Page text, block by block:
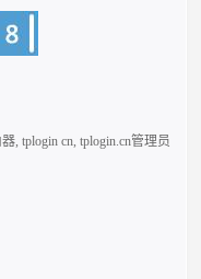
器,tplogin cn,tplogin.cn管理员